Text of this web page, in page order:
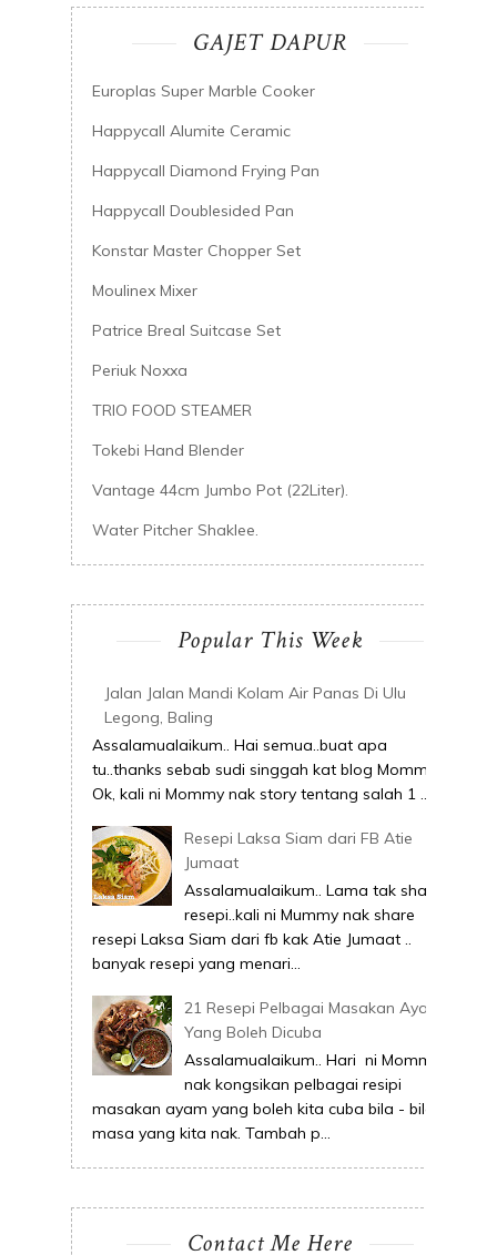
GAJET DAPUR
Europlas Super Marble Cooker
Happycall Alumite Ceramic
Happycall Diamond Frying Pan
Happycall Doublesided Pan
Konstar Master Chopper Set
Moulinex Mixer
Patrice Breal Suitcase Set
Periuk Noxxa
TRIO FOOD STEAMER
Tokebi Hand Blender
Vantage 44cm Jumbo Pot (22Liter).
Water Pitcher Shaklee.
Popular This Week
Jalan Jalan Mandi Kolam Air Panas Di Ulu
Legong, Baling
Assalamualaikum.. Hai semua..buat apa
tu..thanks sebab sudi singgah kat blog Mommy.
Ok, kali ni Mommy nak story tentang salah 1 ...
Resepi Laksa Siam dari FB Atie
Jumaat
Assalamualaikum.. Lama tak share
resepi..kali ni Mummy nak share
resepi Laksa Siam dari fb kak Atie Jumaat ..
banyak resepi yang menari...
21 Resepi Pelbagai Masakan Ayam
Yang Boleh Dicuba
Assalamualaikum.. Hari ni Mommy
nak kongsikan pelbagai resipi
masakan ayam yang boleh kita cuba bila - bila
masa yang kita nak. Tambah p...
Contact Me Here